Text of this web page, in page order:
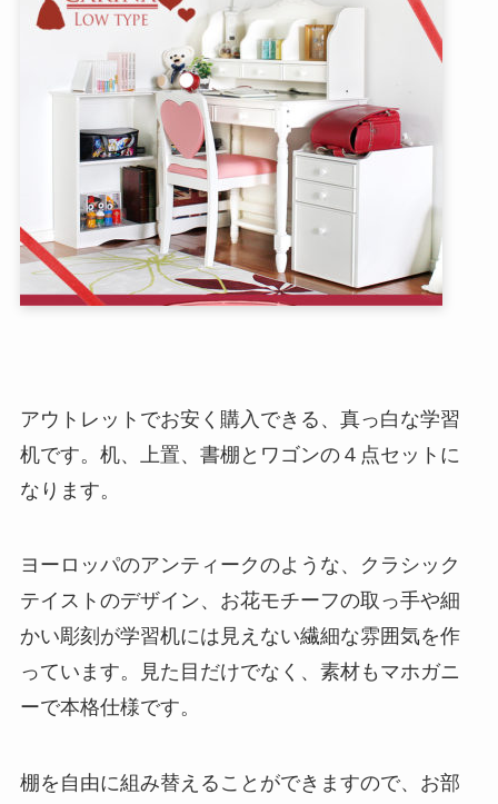
アウトレットでお安く購入できる、真っ白な学習
机です。机、上置、書棚とワゴンの４点セットに
なります。
ヨーロッパのアンティークのような、クラシック
テイストのデザイン、お花モチーフの取っ手や細
かい彫刻が学習机には見えない繊細な雰囲気を作
っています。見た目だけでなく、素材もマホガニ
ーで本格仕様です。
棚を自由に組み替えることができますので、お部